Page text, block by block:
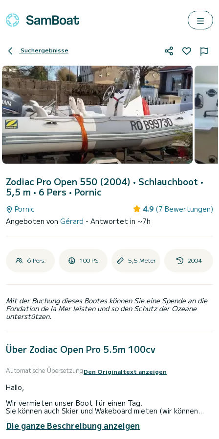
Suchergebnisse
Zodiac Pro Open 550 (2004) • Schlauchboot •
5,5 m • 6 Pers • Pornic
Pornic 4.9 (7 Bewertungen)
Angeboten von Gérard - Antwortet in ~7h
6 Pers. 100 PS 5,5 Meter 2004
Mit der Buchung dieses Bootes können Sie eine Spende an die
Fondation de la Mer leisten und so den Schutz der Ozeane
unterstützen.
Über Zodiac Open Pro 5.5m 100cv
Automatische ÜbersetzungDen Originaltext anzeigen
Hallo,
Wir vermieten unser Boot für einen Tag.
Sie können auch Skier und Wakeboard mieten (wir können
Das Boot ist in sehr gutem Zustand , es ist weniger als 200
Die ganze Beschreibung anzeigen